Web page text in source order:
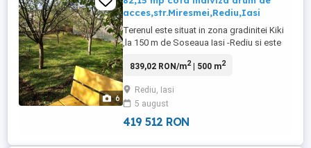
6
acces,str.Miresmei,Rediu,Iasi
Terenul este situat in zona gradinitei Kiki
,la 150 m de Soseaua Iasi -Rediu si este
beton.Utilitatile(apa,gaz,canalizare,curent
terenului.Accesul este din Soseaua Iasi-
Rediu pe drum privat pietruit cu latime de
7 m.Strada are locuinte private ...
839,02 RON/m2| 500 m2
Rediu, Iasi
5 august
419 512 RON